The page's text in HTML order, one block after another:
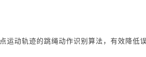
运动轨迹的跳绳动作识别算法，有效降低